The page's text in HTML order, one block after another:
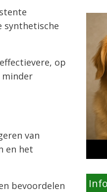
synthetische
op
minder
van
en het
bevoordelen